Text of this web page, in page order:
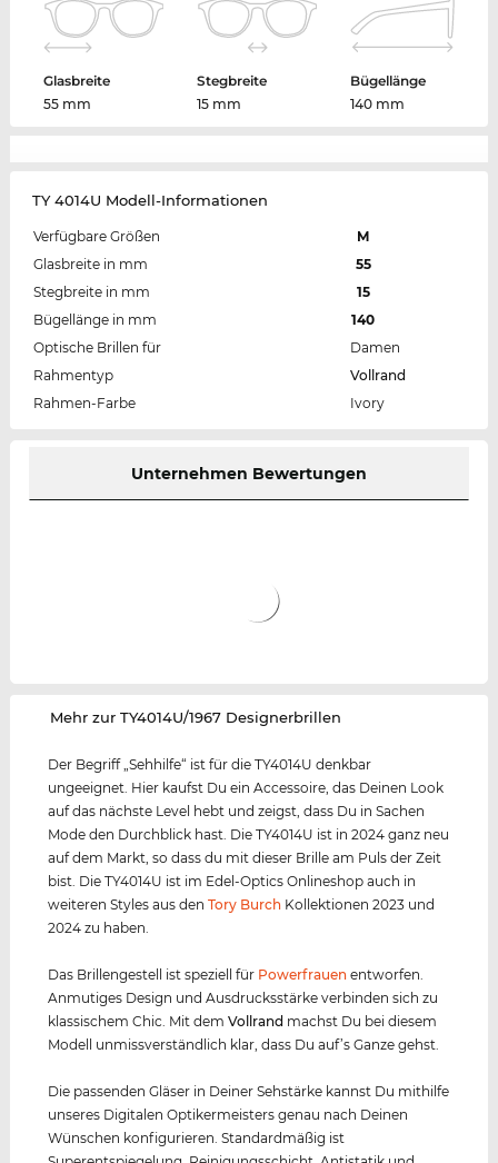
Glasbreite
55 mm
Stegbreite
15 mm
Bügellänge
140 mm
TY 4014U Modell-Informationen
Verfügbare Größen
M
Glasbreite in mm
55
Stegbreite in mm
15
Bügellänge in mm
140
Optische Brillen für
Damen
Rahmentyp
Vollrand
Rahmen-Farbe
Ivory
Unternehmen Bewertungen
‌Mehr zur TY4014U/1967 Designerbrillen
Der Begriff „Sehhilfe“ ist für die TY4014U denkbar
ungeeignet. Hier kaufst Du ein Accessoire, das Deinen Look
auf das nächste Level hebt und zeigst, dass Du in Sachen
Mode den Durchblick hast. Die TY4014U ist in 2024 ganz neu
auf dem Markt, so dass du mit dieser Brille am Puls der Zeit
bist. Die TY4014U ist im Edel-Optics Onlineshop auch in
weiteren Styles aus denTory Burch Kollektionen 2023 und
2024 zu haben.
Das Brillengestell ist speziell für Powerfrauen entworfen.
Anmutiges Design und Ausdrucksstärke verbinden sich zu
klassischem Chic. Mit demVollrand machst Du bei diesem
Modell unmissverständlich klar, dass Du auf’s Ganze gehst.
Die passenden Gläser in Deiner Sehstärke kannst Du mithilfe
unseres Digitalen Optikermeisters genau nach Deinen
Wünschen konfigurieren. Standardmäßig ist